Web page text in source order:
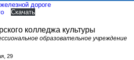
дороге
Скачать
образовательное учреждение
29